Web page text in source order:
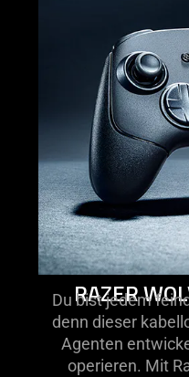
RAZER
Du bist jedem
denn dieser
Agenten
operieren. Mit